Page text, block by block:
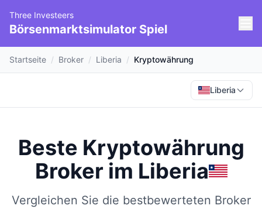
Three Investeers
Börsenmarktsimulator Spiel
Startseite / Broker / Liberia / Kryptowährung
Liberia
Beste Kryptowährung
Broker im Liberia
Vergleichen Sie die bestbewerteten Broker